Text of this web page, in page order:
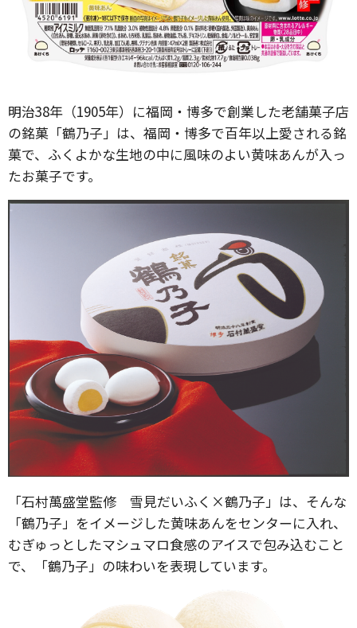
明治38年（1905年）に福岡・博多で創業した老舗菓子店
の銘菓「鶴乃子」は、福岡・博多で百年以上愛される銘
菓で、ふくよかな生地の中に風味のよい黄味あんが入っ
たお菓子です。
「石村萬盛堂監修 雪見だいふく×鶴乃子」は、そんな
「鶴乃子」をイメージした黄味あんをセンターに入れ、
むぎゅっとしたマシュマロ食感のアイスで包み込むこと
で、「鶴乃子」の味わいを表現しています。